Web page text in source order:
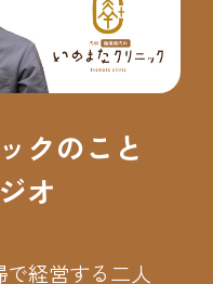
クのこと
オ
経営する二人